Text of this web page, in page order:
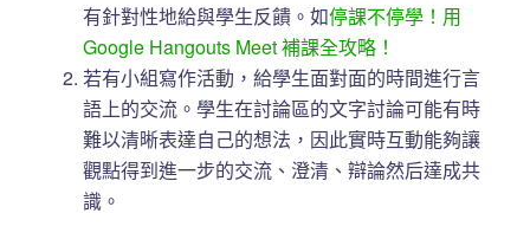
有針對性地給與學生反饋。如停課不停學！用
Google Hangouts Meet 補課全攻略！
若有小組寫作活動，給學生面對面的時間進行言
語上的交流。學生在討論區的文字討論可能有時
難以清晰表達自己的想法，因此實時互動能夠讓
觀點得到進一步的交流、澄清、辯論然后達成共
識。